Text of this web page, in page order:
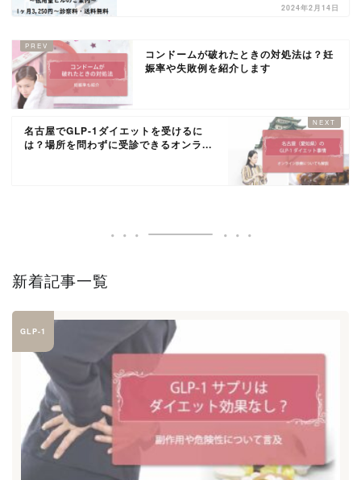
2024年2月14日
コンドームが破れたときの対処法は？妊
娠率や失敗例を紹介します
名古屋でGLP-1ダイエットを受けるに
は？場所を問わずに受診できるオンラ...
新着記事一覧
GLP-1